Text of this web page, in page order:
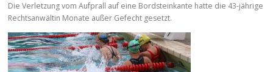
Die Verletzung vom Aufprall auf eine Bordsteinkante hatte die 43-jährige
Rechtsanwältin Monate außer Gefecht gesetzt.